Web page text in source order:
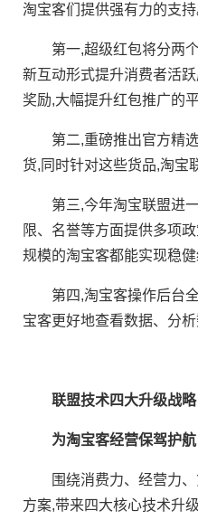
淘宝客们提供强有力的支持
第一,超级红包将分两个
新互动形式提升消费者活
奖励,大幅提升红包推广的平
第二,重磅推出官方精选
货,同时针对这些货品,淘宝
第三,今年淘宝联盟进一
限、名誉等方面提供多项
规模的淘宝客都能实现稳
第四,淘宝客操作后台全
宝客更好地查看数据、分析
联盟技术四大升级战略
为淘宝客经营保驾护航
围绕消费力、经营力、
方案,带来四大核心技术升